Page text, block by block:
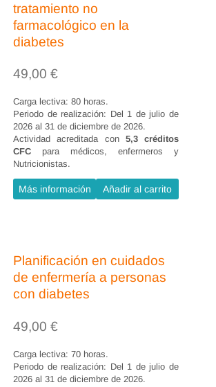
tratamiento no
farmacológico en la
diabetes
49,00 €
Carga lectiva: 80 horas.
Periodo de realización: Del 1 de julio de
2026 al 31 de diciembre de 2026.
Actividad acreditada con 5,3 créditos
CFC para médicos, enfermeros y
Nutricionistas.
Más información Añadir al carrito
Planificación en cuidados
de enfermería a personas
con diabetes
49,00 €
Carga lectiva: 70 horas.
Periodo de realización: Del 1 de julio de
2026 al 31 de diciembre de 2026.